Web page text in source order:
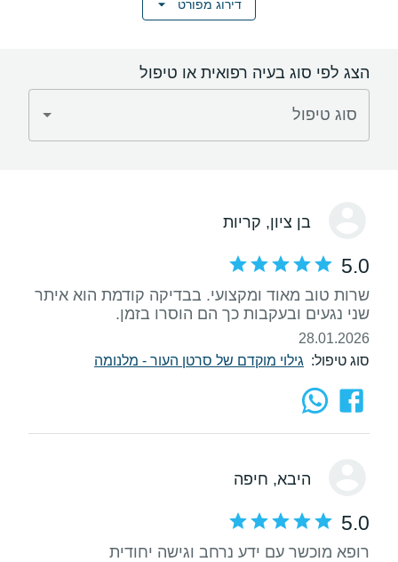
דירוג מפורט
הצג לפי סוג בעיה רפואית או טיפול
סוג טיפול
בן ציון, קריות
5.0
שרות טוב מאוד ומקצועי. בבדיקה קודמת הוא איתר
שני נגעים ובעקבות כך הם הוסרו בזמן.
28.01.2026
סוג טיפול: גילוי מוקדם של סרטן העור - מלנומה
היבא, חיפה
5.0
רופא מוכשר עם ידע נרחב וגישה יחודית